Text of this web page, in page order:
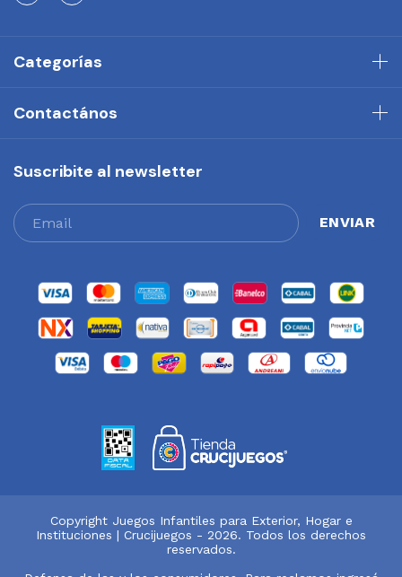
Categorías
Contactános
Suscribite al newsletter
Copyright Juegos Infantiles para Exterior, Hogar e
Instituciones | Crucijuegos - 2026. Todos los derechos
reservados.